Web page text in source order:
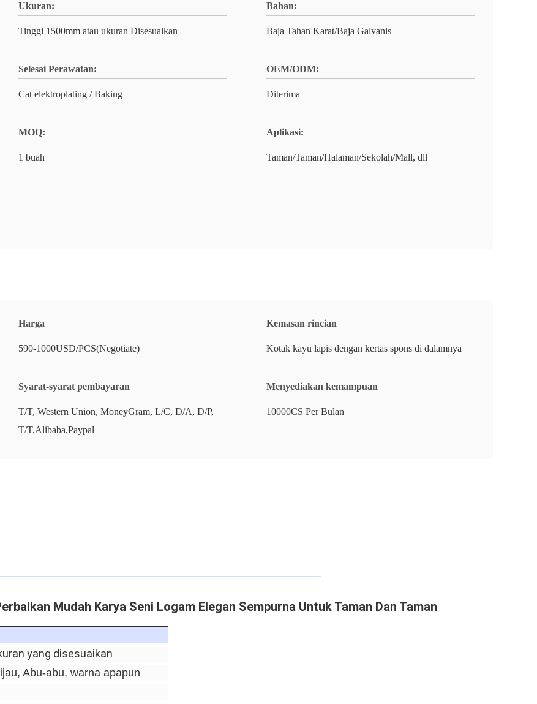
Ukuran:
Tinggi 1500mm atau ukuran Disesuaikan
Bahan:
Baja Tahan Karat/Baja Galvanis
Selesai Perawatan:
Cat elektroplating / Baking
OEM/ODM:
Diterima
MOQ:
1 buah
Aplikasi:
Taman/Taman/Halaman/Sekolah/Mall, dll
Harga
590-1000USD/PCS(Negotiate)
Kemasan rincian
Kotak kayu lapis dengan kertas spons di dalamnya
Syarat-syarat pembayaran
T/T, Western Union, MoneyGram, L/C, D/A, D/P,
T/T,Alibaba,Paypal
Menyediakan kemampuan
10000CS Per Bulan
Mudah Karya Seni Logam Elegan Sempurna Untuk Taman Dan Taman
yang disesuaikan
Abu-abu, warna apapun